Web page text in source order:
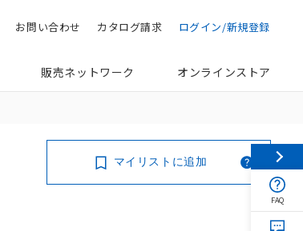
検索 ログイン/新規登録
カタログ請求
お問い合わせ
販売ネットワーク オンラインストア
マイリストに追加
FAQ